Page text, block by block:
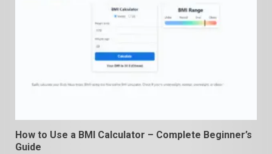
How to Use a BMI Calculator – Complete Beginner’s
Guide